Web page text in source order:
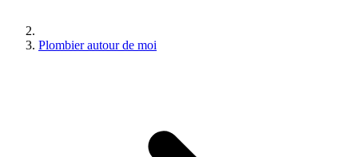
Plombier autour de moi